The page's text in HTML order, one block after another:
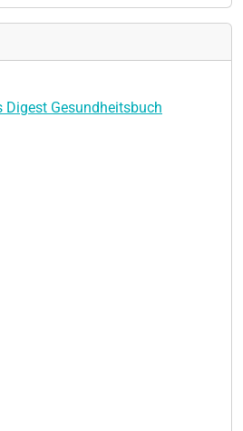
Digest Gesundheitsbuch